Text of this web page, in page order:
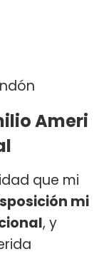
Ameri
que mi
mi
, y